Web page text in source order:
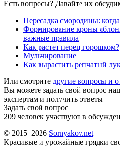
Есть вопросы? Давайте их
Пересадка смородины:
Формирование кроны
важные правила
Как растет перец горошком?
Мульчирование
Как вырастить репчатый
Или смотрите другие вопросы и
Вы можете задать свой вопрос
экспертам и получить ответы
Задать свой вопрос
209 человек участвуют в
© 2015–2026 Sornyakov.net
Красивые и урожайные грядки